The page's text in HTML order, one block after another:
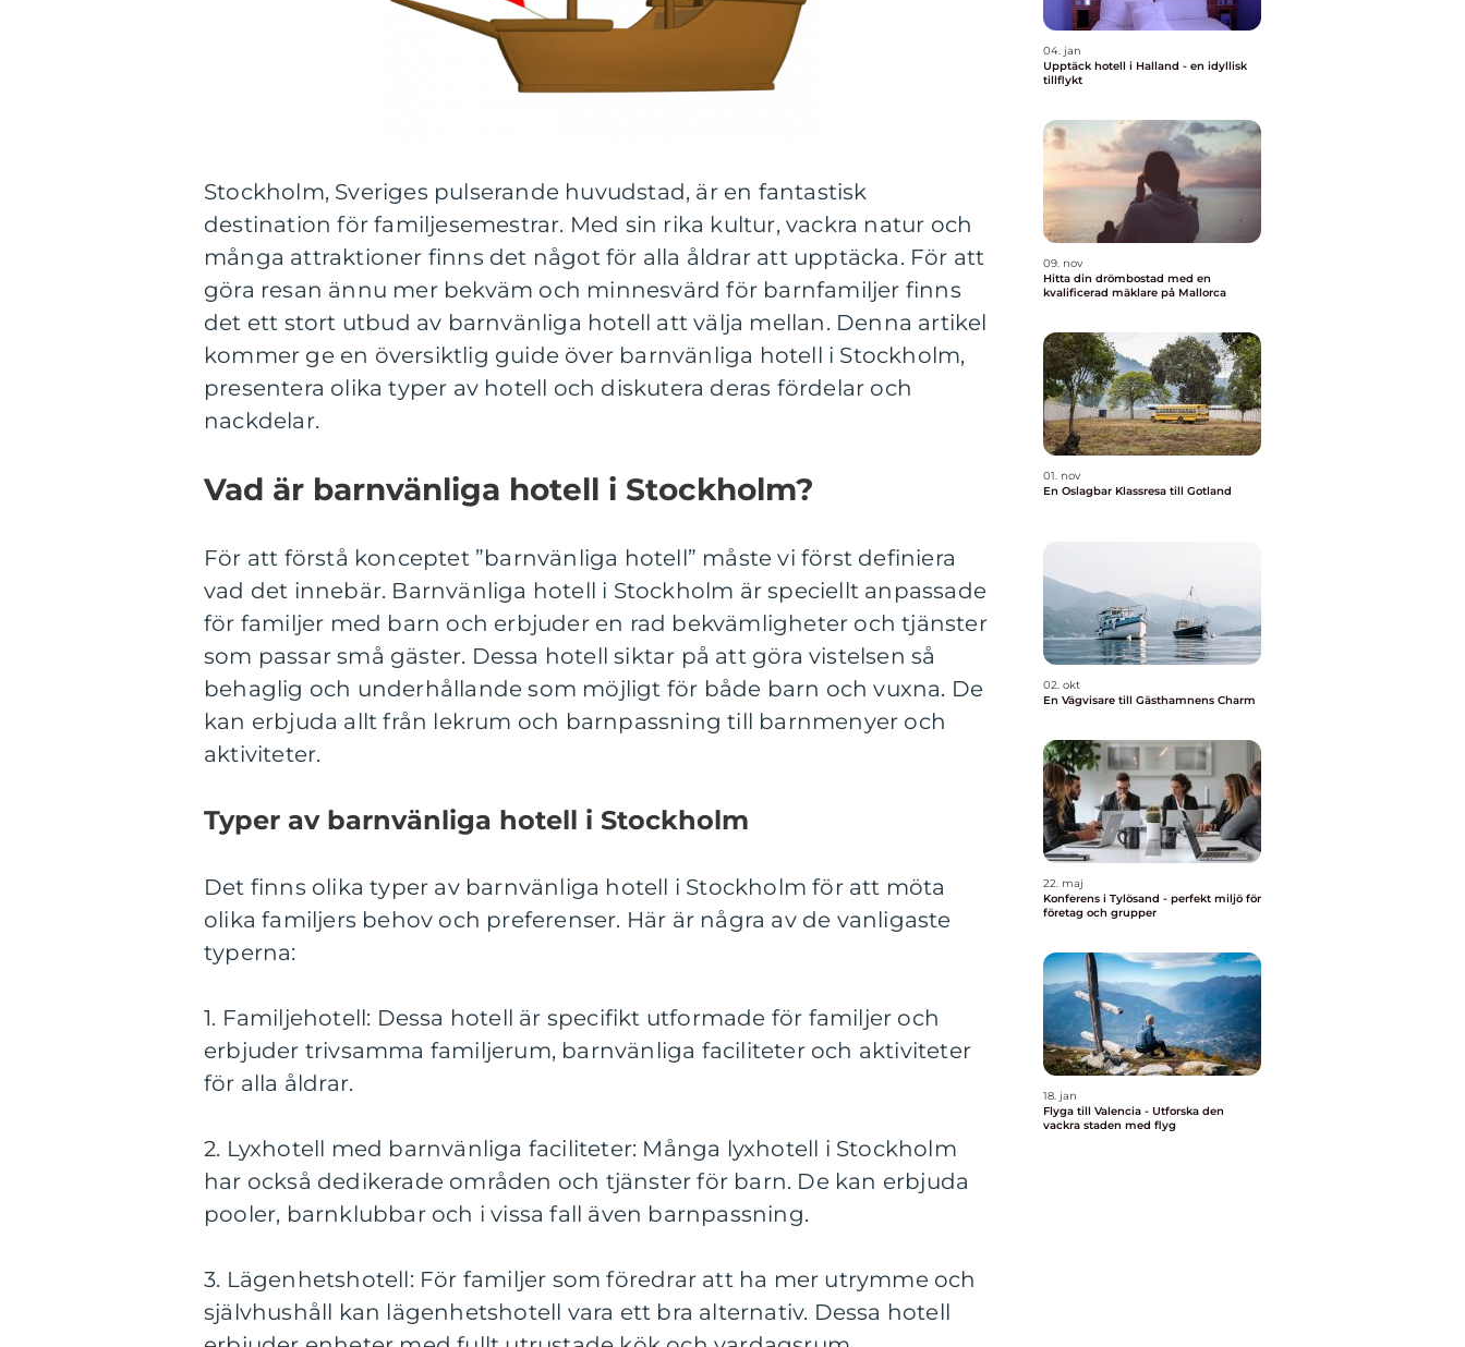
Stockholm, Sveriges pulserande huvudstad, är en fantastisk
destination för familjesemestrar. Med sin rika kultur, vackra natur och
många attraktioner finns det något för alla åldrar att upptäcka. För att
göra resan ännu mer bekväm och minnesvärd för barnfamiljer finns
det ett stort utbud av barnvänliga hotell att välja mellan. Denna artikel
kommer ge en översiktlig guide över barnvänliga hotell i Stockholm,
presentera olika typer av hotell och diskutera deras fördelar och
nackdelar.
Vad är barnvänliga hotell i Stockholm?
För att förstå konceptet ”barnvänliga hotell” måste vi först definiera
vad det innebär. Barnvänliga hotell i Stockholm är speciellt anpassade
för familjer med barn och erbjuder en rad bekvämligheter och tjänster
som passar små gäster. Dessa hotell siktar på att göra vistelsen så
behaglig och underhållande som möjligt för både barn och vuxna. De
kan erbjuda allt från lekrum och barnpassning till barnmenyer och
aktiviteter.
Typer av barnvänliga hotell i Stockholm
Det finns olika typer av barnvänliga hotell i Stockholm för att möta
olika familjers behov och preferenser. Här är några av de vanligaste
typerna:
1. Familjehotell: Dessa hotell är specifikt utformade för familjer och
erbjuder trivsamma familjerum, barnvänliga faciliteter och aktiviteter
för alla åldrar.
2. Lyxhotell med barnvänliga faciliteter: Många lyxhotell i Stockholm
har också dedikerade områden och tjänster för barn. De kan erbjuda
pooler, barnklubbar och i vissa fall även barnpassning.
3. Lägenhetshotell: För familjer som föredrar att ha mer utrymme och
självhushåll kan lägenhetshotell vara ett bra alternativ. Dessa hotell
04. jan
Upptäck hotell i Halland - en idyllisk
tillflykt
09. nov
Hitta din drömbostad med en
kvalificerad mäklare på Mallorca
01. nov
En Oslagbar Klassresa till Gotland
02. okt
En Vägvisare till Gästhamnens Charm
22. maj
Konferens i Tylösand - perfekt miljö för
företag och grupper
18. jan
Flyga till Valencia - Utforska den
vackra staden med flyg